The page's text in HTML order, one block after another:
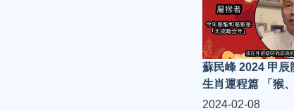
蘇民峰 2024 甲辰
生肖運程篇 「猴
豬」
2024-02-08